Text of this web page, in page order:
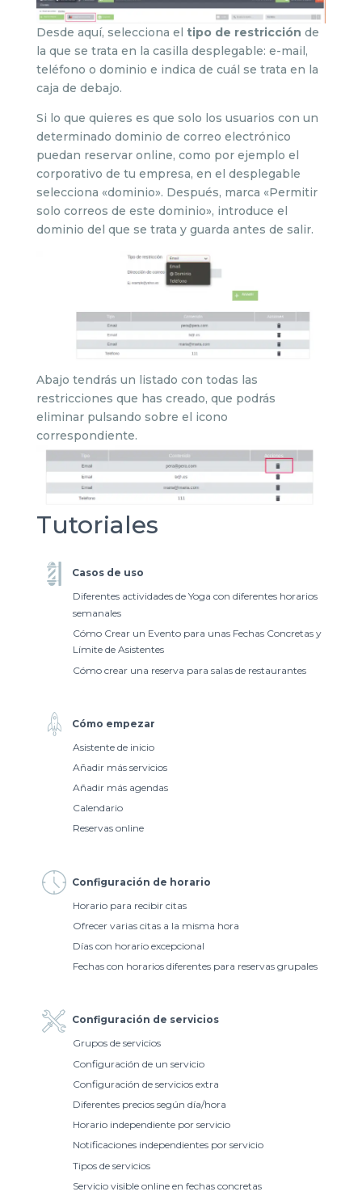
Desde aquí, selecciona el tipo de restricción de
la que se trata en la casilla desplegable: e-mail,
teléfono o dominio e indica de cuál se trata en la
caja de debajo.
Si lo que quieres es que solo los usuarios con un
determinado dominio de correo electrónico
puedan reservar online, como por ejemplo el
corporativo de tu empresa, en el desplegable
selecciona «dominio». Después, marca «Permitir
solo correos de este dominio», introduce el
dominio del que se trata y guarda antes de salir.
Abajo tendrás un listado con todas las
restricciones que has creado, que podrás
eliminar pulsando sobre el icono
correspondiente.
Tutoriales
Casos de uso
Diferentes actividades de Yoga con diferentes horarios
semanales
Cómo Crear un Evento para unas Fechas Concretas y
Límite de Asistentes
Cómo crear una reserva para salas de restaurantes
Cómo empezar
Asistente de inicio
Añadir más servicios
Añadir más agendas
Calendario
Reservas online
Configuración de horario
Horario para recibir citas
Ofrecer varias citas a la misma hora
Días con horario excepcional
Fechas con horarios diferentes para reservas grupales
Configuración de servicios
Grupos de servicios
Configuración de un servicio
Configuración de servicios extra
Diferentes precios según día/hora
Horario independiente por servicio
Notificaciones independientes por servicio
Tipos de servicios
Servicio visible online en fechas concretas